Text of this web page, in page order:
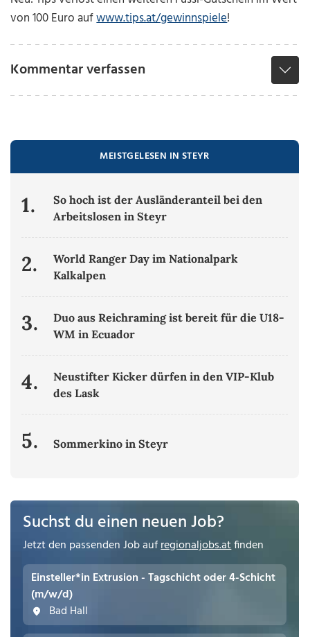
von 100 Euro aufwww.tips.at/gewinnspiele!
Kommentar verfassen
MEISTGELESEN IN STEYR
1.
So hoch ist der Ausländeranteil bei den
Arbeitslosen in Steyr
2.
World Ranger Day im Nationalpark
Kalkalpen
3.
Duo aus Reichraming ist bereit für die U18-
WM in Ecuador
4.
Neustifter Kicker dürfen in den VIP-Klub
des Lask
5. Sommerkino in Steyr
Suchst du einen neuen Job?
Jetzt den passenden Job aufregionaljobs.atfinden
Einsteller*in Extrusion - Tagschicht oder 4-Schicht
(m/w/d)
Bad Hall